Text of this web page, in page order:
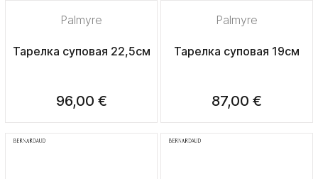
Palmyre
Тарелка суповая 22,5см
96,00 €
Palmyre
Тарелка суповая 19см
87,00 €